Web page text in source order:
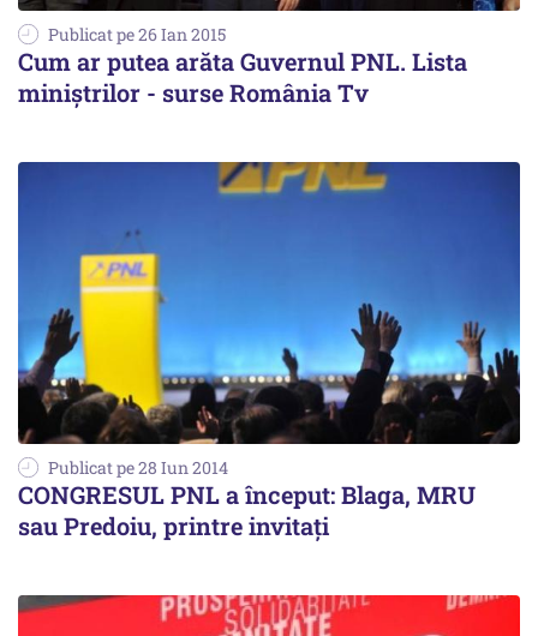
Publicat pe 26 Ian 2015
Cum ar putea arăta Guvernul PNL. Lista
miniștrilor - surse România Tv
Publicat pe 28 Iun 2014
CONGRESUL PNL a început: Blaga, MRU
sau Predoiu, printre invitați